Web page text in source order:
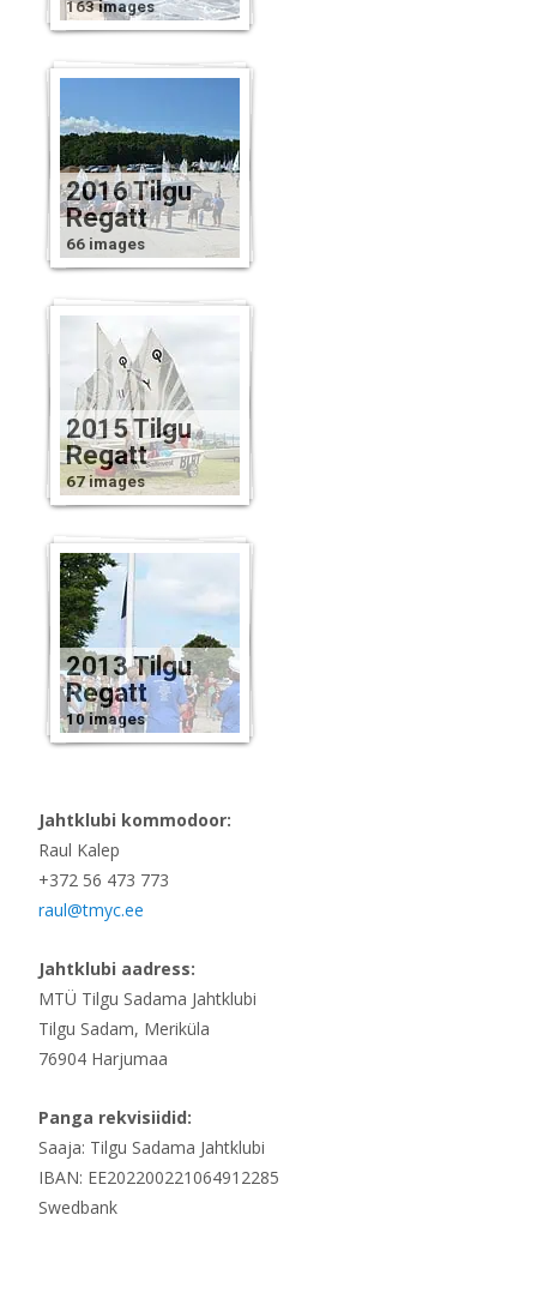
163 images
2016 Tilgu
Regatt
66 images
2015 Tilgu
Regatt
67 images
2013 Tilgu
Regatt
10 images
Jahtklubi kommodoor:
Raul Kalep
+372 56 473 773
raul@tmyc.ee
Jahtklubi aadress:
MTÜ Tilgu Sadama Jahtklubi
Tilgu Sadam, Meriküla
76904 Harjumaa
Panga rekvisiidid:
Saaja: Tilgu Sadama Jahtklubi
IBAN: EE202200221064912285
Swedbank